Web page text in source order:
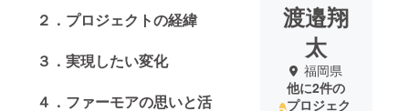
２．プロジェクトの経緯
３．実現したい変化
４．ファーモアの思いと活
渡邉翔
太
福岡県
他に2件の
プロジェク